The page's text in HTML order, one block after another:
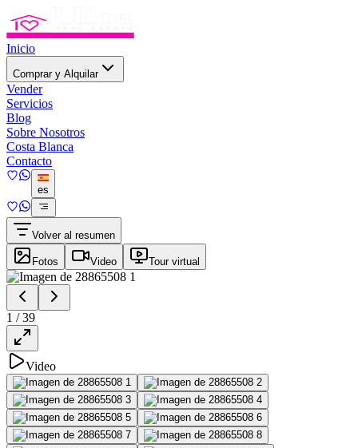
Inicio
Comprar y Alquilar
Vender
Servicios
Blog
Sobre Nosotros
Costa Blanca
Contacto
es
Volver al resumen
Fotos Video Tour virtual
1 /39
Video